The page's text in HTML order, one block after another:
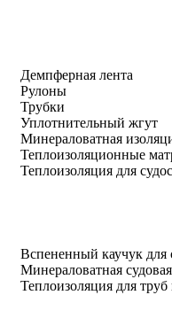
Демпферная лента
Рулоны
Трубки
Уплотнительный жгут
Минераловатная
Теплоизоляционные
Теплоизоляция для
Вспененный каучук для
Минераловатная
Теплоизоляция для